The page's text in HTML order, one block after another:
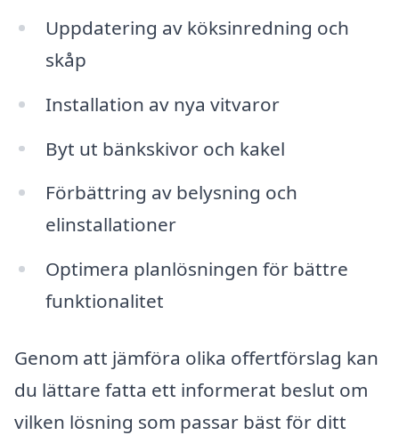
Uppdatering av köksinredning och
skåp
Installation av nya vitvaror
Byt ut bänkskivor och kakel
Förbättring av belysning och
elinstallationer
Optimera planlösningen för bättre
funktionalitet
Genom att jämföra olika offertförslag kan
du lättare fatta ett informerat beslut om
vilken lösning som passar bäst för ditt